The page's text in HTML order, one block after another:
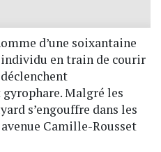
d’une soixantaine
individu en train de courir
Malgré les
s’engouffre dans les
Camille-Rousset